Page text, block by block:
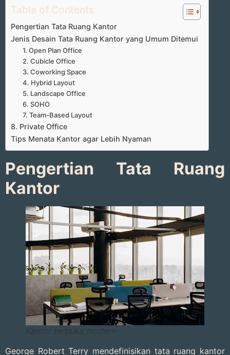
Table of Contents
Pengertian Tata Ruang Kantor
Jenis Desain Tata Ruang Kantor yang Umum Ditemui
1. Open Plan Office
2. Cubicle Office
3. Coworking Space
4. Hybrid Layout
5. Landscape Office
6. SOHO
7. Team-Based Layout
8. Private Office
Tips Menata Kantor agar Lebih Nyaman
Pengertian Tata Ruang
Kantor
Kantor terbuka modern
George Robert Terry mendefinisikan tata ruang kantor